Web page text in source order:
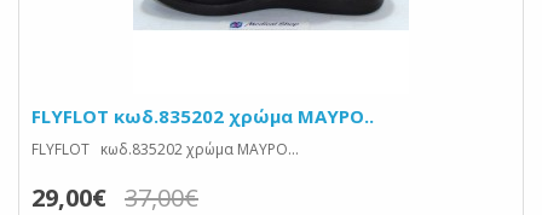
FLYFLOT κωδ.835202 χρώμα ΜΑΥΡΟ..
FLYFLOT κωδ.835202 χρώμα ΜΑΥΡΟ...
29,00€ 37,00€